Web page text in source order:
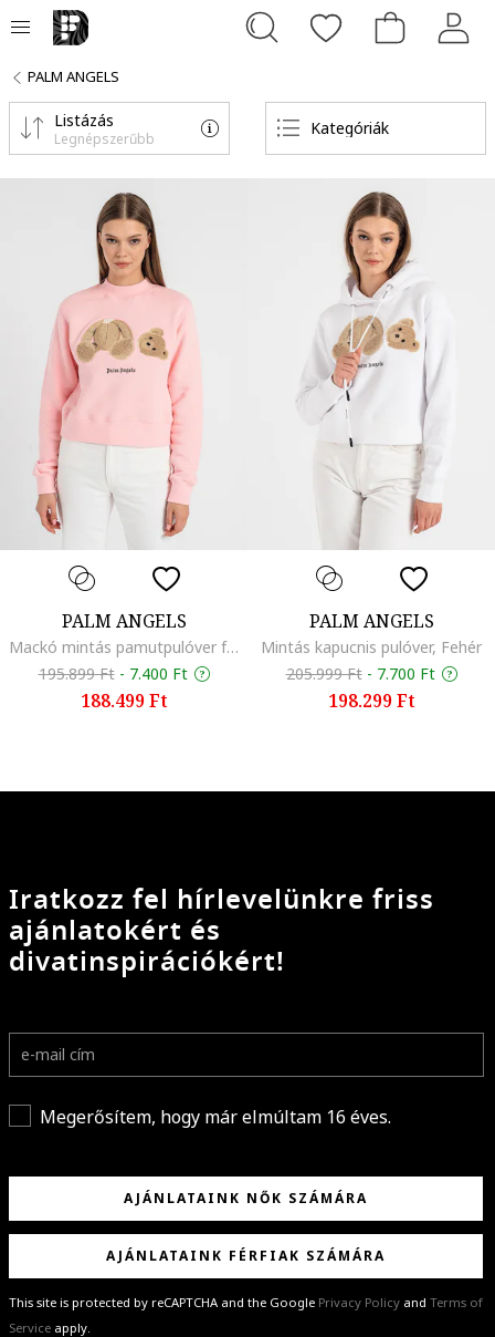
PALM ANGELS
Kategóriák
Listázás
Legnépszerűbb
PALM ANGELS
Mackó mintás pamutpulóver frottír foltrátéttel, Fekete/Pasztellrózsaszín/Világosbarna
195.899 Ft - 7.400 Ft
188.499 Ft
PALM ANGELS
Mintás kapucnis pulóver, Fehér
205.999 Ft - 7.700 Ft
198.299 Ft
Iratkozz fel hírlevelünkre friss
ajánlatokért és
divatinspirációkért!
Megerősítem, hogy már elmúltam 16 éves.
AJÁNLATAINK NŐK SZÁMÁRA
AJÁNLATAINK FÉRFIAK SZÁMÁRA
This site is protected by reCAPTCHA and the Google Privacy Policy and Terms of
Service apply.